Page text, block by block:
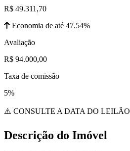
R$ 49.311,70
Economia de até 47.54%
Avaliação
R$ 94.000,00
Taxa de comissão
5%
⚠️ CONSULTE A DATA DO LEILÃO
Descrição do Imóvel